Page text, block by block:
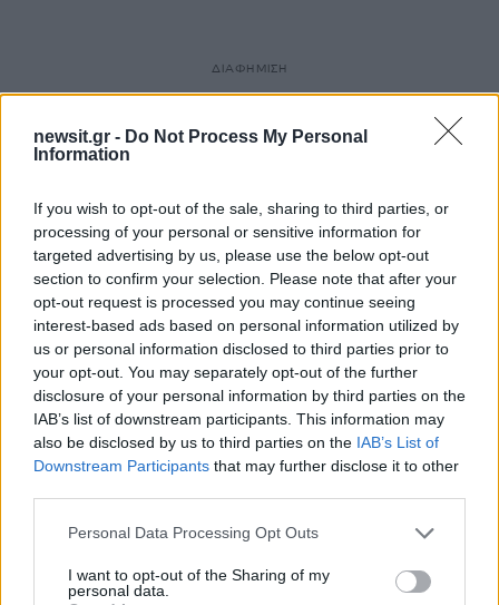
newsit.gr - Do Not Process My Personal
Information
If you wish to opt-out of the sale, sharing to third parties, or
processing of your personal or sensitive information for
targeted advertising by us, please use the below opt-out
section to confirm your selection. Please note that after your
opt-out request is processed you may continue seeing
interest-based ads based on personal information utilized by
us or personal information disclosed to third parties prior to
your opt-out. You may separately opt-out of the further
disclosure of your personal information by third parties on the
IAB’s list of downstream participants. This information may
also be disclosed by us to third parties on the IAB’s List of
Downstream Participants that may further disclose it to other
Please note that this website/app uses one or more Google
not limited to your visit or usage behaviour. You may click to
grant or deny consent to Google and its third-party tags to
Personal Data Processing Opt Outs
I want to opt-out of the Sharing of my
personal data.
ΔΙΑΦΗΜΙΣΗ